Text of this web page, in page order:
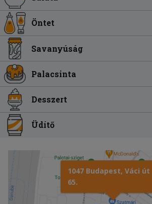
Öntet
Savanyúság
Palacsinta
Desszert
Üdítő
1047 Budapest, Váci út
65.